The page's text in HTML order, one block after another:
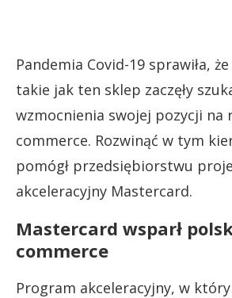
Pandemia Covid-19 sprawiła,
takie jak ten sklep zaczęły
wzmocnienia swojej pozycji na
commerce. Rozwinąć w tym
pomógł przedsiębiorstwu
akceleracyjny Mastercard.
Mastercard wsparł
commerce
Program akceleracyjny, w